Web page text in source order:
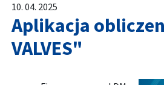
10. 04. 2025
Aplikacja
VALVES"